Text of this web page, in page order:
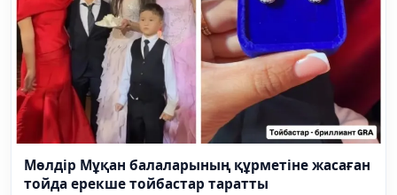
Мөлдір Мұқан балаларының құрметіне жасаған
тойда ерекше тойбастар таратты